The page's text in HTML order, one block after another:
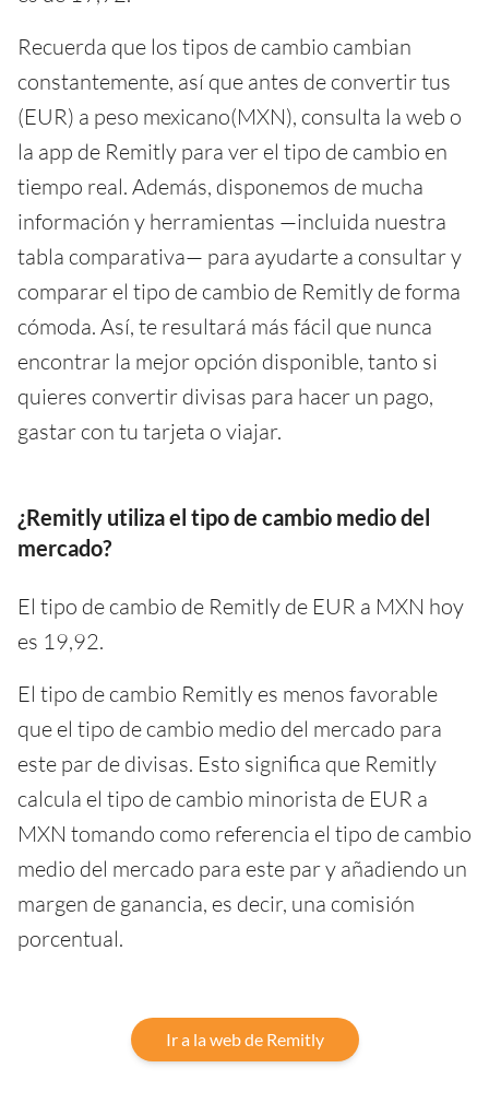
Recuerda que los tipos de cambio cambian
constantemente, así que antes de convertir tus
(EUR) a peso mexicano(MXN), consulta la web o
la app de Remitly para ver el tipo de cambio en
tiempo real. Además, disponemos de mucha
información y herramientas —incluida nuestra
tabla comparativa— para ayudarte a consultar y
comparar el tipo de cambio de Remitly de forma
cómoda. Así, te resultará más fácil que nunca
encontrar la mejor opción disponible, tanto si
quieres convertir divisas para hacer un pago,
gastar con tu tarjeta o viajar.
¿Remitly utiliza el tipo de cambio medio del
mercado?
El tipo de cambio de Remitly de EUR a MXN hoy
es 19,92.
El tipo de cambio Remitly es menos favorable
que el tipo de cambio medio del mercado para
este par de divisas. Esto significa que Remitly
calcula el tipo de cambio minorista de EUR a
MXN tomando como referencia el tipo de cambio
medio del mercado para este par y añadiendo un
margen de ganancia, es decir, una comisión
porcentual.
Ir a la web de Remitly